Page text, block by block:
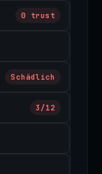
0 trust
Schädlich
3/12